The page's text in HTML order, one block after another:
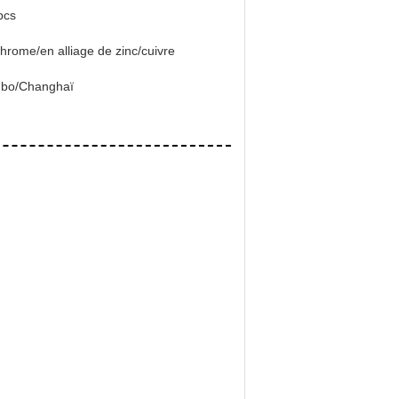
en alliage de zinc/cuivre
Changhaï